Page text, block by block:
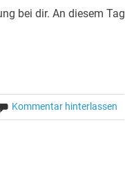
bei dir. An diesem Tag
Kommentar hinterlassen